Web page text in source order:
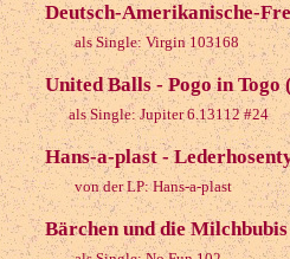
Deutsch-Amerikanische-
als Single: Virgin 103168
United Balls - Pogo in Togo
als Single: Jupiter 6.13112 #24
Hans-a-plast -
von der LP: Hans-a-plast
Bärchen und die